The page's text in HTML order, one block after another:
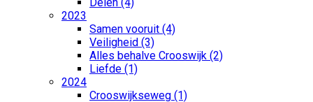
2023
Samen vooruit (4)
Veiligheid (3)
Alles behalve Crooswijk (2)
Liefde (1)
2024
Crooswijkseweg (1)